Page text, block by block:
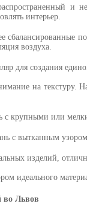
и
интерьер.
сбалансированные
воздуха.
для создания
на текстуру.
с крупными или
с вытканным
изделий,
идеального
во Львов